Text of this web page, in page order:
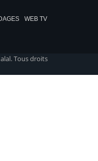
WEB TV
Tous droits